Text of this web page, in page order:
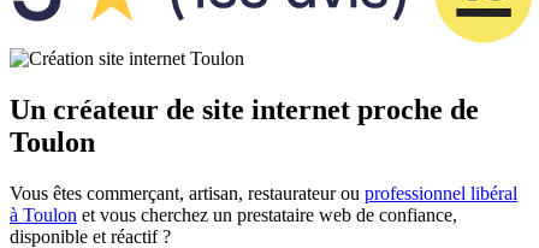
Un créateur de site internet proche de
Toulon
Vous êtes commerçant, artisan, restaurateur ou professionnel libéral
à Toulon et vous cherchez un prestataire web de confiance,
disponible et réactif ?